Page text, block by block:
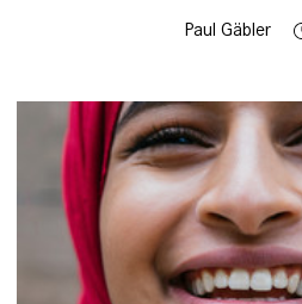
Paul Gäbler